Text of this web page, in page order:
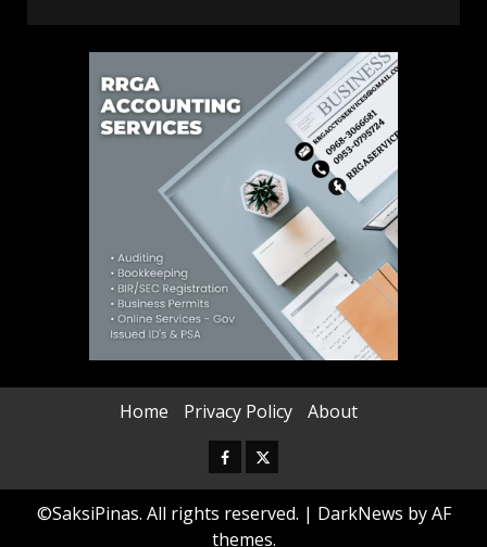
Home Privacy Policy About
Facebook
Twitter
©SaksiPinas. All rights reserved. | DarkNews by AF
themes.